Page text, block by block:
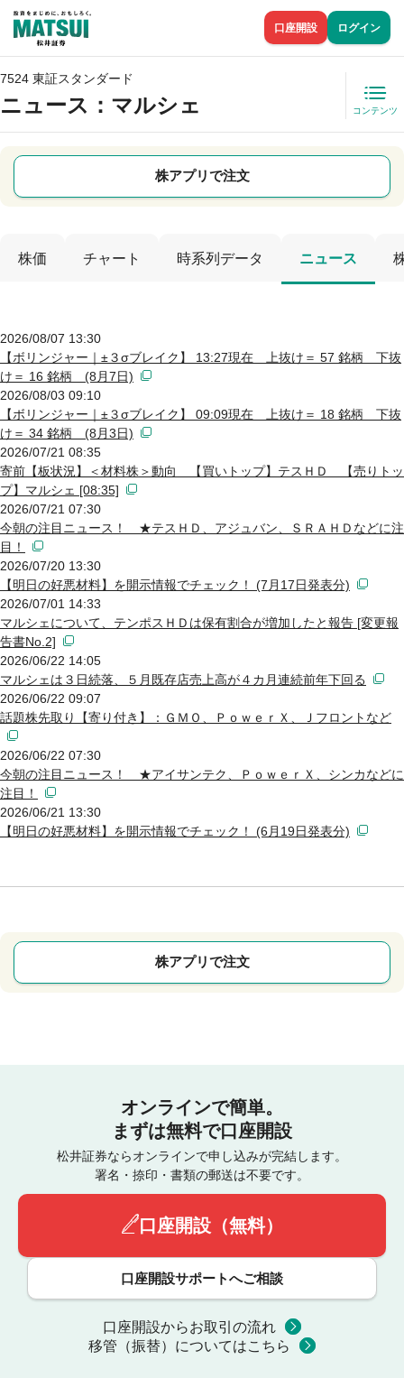
口座開設 ログイン
7524 東証スタンダード
ニュース ：マルシェ コンテンツ
株アプリで注文
株価 チャート 時系列データ ニュース
2026/08/07 13:30
【ボリンジャー｜±３σブレイク】 13:27現在 上抜け＝ 57 銘柄 下抜
け＝ 16 銘柄 (8月7日)
2026/08/03 09:10
【ボリンジャー｜±３σブレイク】 09:09現在 上抜け＝ 18 銘柄 下抜
け＝ 34 銘柄 (8月3日)
2026/07/21 08:35
寄前【板状況】＜材料株＞動向 【買いトップ】テスＨＤ 【売りトッ
プ】マルシェ [08:35]
2026/07/21 07:30
今朝の注目ニュース！ ★テスＨＤ、アジュバン、ＳＲＡＨＤなどに注
目！
2026/07/20 13:30
【明日の好悪材料】を開示情報でチェック！ (7月17日発表分)
2026/07/01 14:33
マルシェについて、テンポスＨＤは保有割合が増加したと報告 [変更報
告書No.2]
2026/06/22 14:05
マルシェは３日続落、５月既存店売上高が４カ月連続前年下回る
2026/06/22 09:07
話題株先取り【寄り付き】：ＧＭＯ、ＰｏｗｅｒＸ、Ｊフロントなど
2026/06/22 07:30
今朝の注目ニュース！ ★アイサンテク、ＰｏｗｅｒＸ、シンカなどに
注目！
2026/06/21 13:30
【明日の好悪材料】を開示情報でチェック！ (6月19日発表分)
株アプリで注文
オンラインで簡単。
まずは無料で口座開設
松井証券ならオンラインで申し込みが完結します。
署名・捺印・書類の郵送は不要です。
口座開設（無料）
口座開設サポートへご相談
口座開設からお取引の流れ
移管（振替）についてはこちら